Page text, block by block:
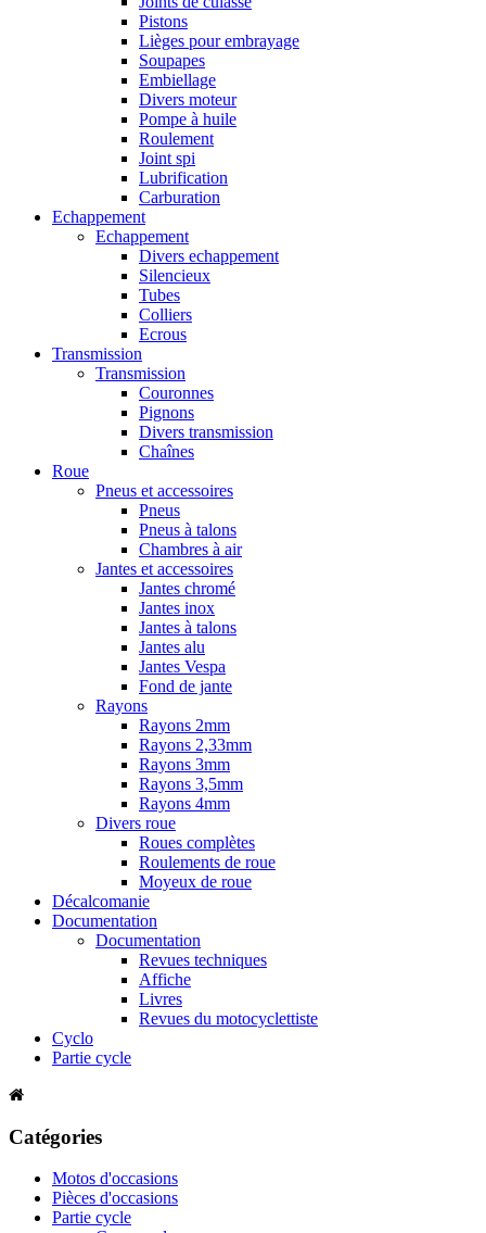
Pistons
Lièges pour embrayage
Soupapes
Embiellage
Divers moteur
Pompe à huile
Roulement
Joint spi
Lubrification
Carburation
Echappement
Echappement
Divers echappement
Silencieux
Tubes
Colliers
Ecrous
Transmission
Transmission
Couronnes
Pignons
Divers transmission
Chaînes
Roue
Pneus et accessoires
Pneus
Pneus à talons
Chambres à air
Jantes et accessoires
Jantes chromé
Jantes inox
Jantes à talons
Jantes alu
Jantes Vespa
Fond de jante
Rayons
Rayons 2mm
Rayons 2,33mm
Rayons 3mm
Rayons 3,5mm
Rayons 4mm
Divers roue
Roues complètes
Roulements de roue
Moyeux de roue
Décalcomanie
Documentation
Documentation
Revues techniques
Affiche
Livres
Revues du motocyclettiste
Cyclo
Partie cycle
Catégories
Motos d'occasions
Pièces d'occasions
Partie cycle